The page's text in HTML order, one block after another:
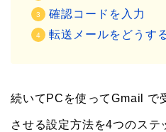
確認コードを入力
転送メールをどうす
続いてPCを使ってGmail で
させる設定方法を4つのステ